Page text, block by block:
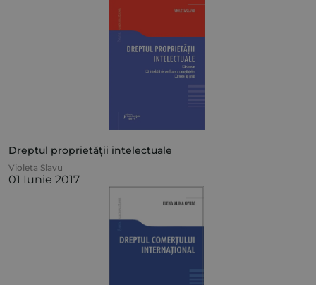
Dreptul proprietății intelectuale
Violeta Slavu
01 Iunie 2017